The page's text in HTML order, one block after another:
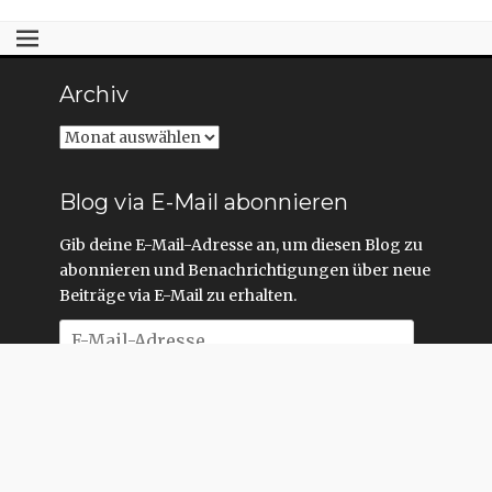
Archiv
Archiv
Blog via E-Mail abonnieren
Gib deine E-Mail-Adresse an, um diesen Blog zu
abonnieren und Benachrichtigungen über neue
Beiträge via E-Mail zu erhalten.
E-